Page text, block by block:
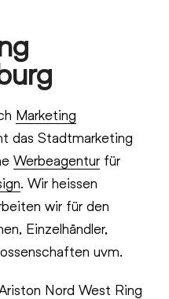
Marketing
das Stadtmarketing
Werbeagentur für
. Wir heissen
wir für den
Einzelhändler,
uvm.
Nord West Ring